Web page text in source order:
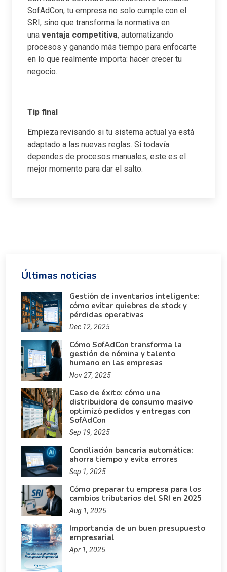
SofAdCon, tu empresa no solo cumple con el
SRI, sino que transforma la normativa en
una ventaja competitiva, automatizando
procesos y ganando más tiempo para enfocarte
en lo que realmente importa: hacer crecer tu
negocio.
Tip final
Empieza revisando si tu sistema actual ya está
adaptado a las nuevas reglas. Si todavía
dependes de procesos manuales, este es el
mejor momento para dar el salto.
Últimas noticias
Gestión de inventarios inteligente:
cómo evitar quiebres de stock y
pérdidas operativas
Dec 12, 2025
Cómo SofAdCon transforma la
gestión de nómina y talento
humano en las empresas
Nov 27, 2025
Caso de éxito: cómo una
distribuidora de consumo masivo
optimizó pedidos y entregas con
SofAdCon
Sep 19, 2025
Conciliación bancaria automática:
ahorra tiempo y evita errores
Sep 1, 2025
Cómo preparar tu empresa para los
cambios tributarios del SRI en 2025
Aug 1, 2025
Importancia de un buen presupuesto
empresarial
Apr 1, 2025